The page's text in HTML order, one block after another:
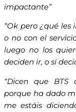
impactante”
“Ok pero ¿qué
o no con el
luego no los
deciden ir, o si
“Dicen que
porque ha dado
me estáis